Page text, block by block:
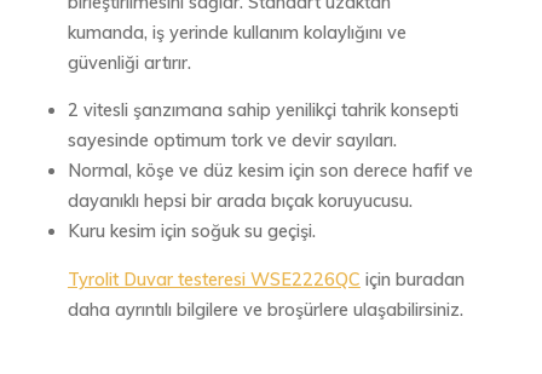
kumanda, iş yerinde kullanım kolaylığını ve
güvenliği artırır.
2 vitesli şanzımana sahip yenilikçi tahrik konsepti
sayesinde optimum tork ve devir sayıları.
Normal, köşe ve düz kesim için son derece hafif ve
dayanıklı hepsi bir arada bıçak koruyucusu.
Kuru kesim için soğuk su geçişi.
Tyrolit Duvar testeresi WSE2226QC için buradan
daha ayrıntılı bilgilere ve broşürlere ulaşabilirsiniz.